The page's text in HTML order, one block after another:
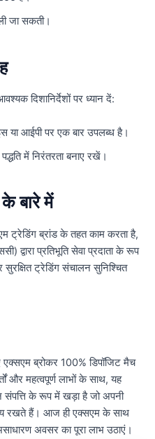
जा सकती।
दिशानिर्देशों पर ध्यान दें:
या आईपी पर एक बार उपलब्ध है।
में निरंतरता बनाए रखें।
बारे में
ट्रेडिंग ब्रांड के तहत काम करता है,
द्वारा प्रतिभूति सेवा प्रदाता के रूप
सुरक्षित ट्रेडिंग संचालन सुनिश्चित
एक्सएम ब्रोकर 100% डिपॉजिट मैच
और महत्वपूर्ण लाभों के साथ, यह
संपत्ति के रूप में खड़ा है जो अपनी
रखते हैं। आज ही एक्सएम के साथ
अवसर का पूरा लाभ उठाएं।